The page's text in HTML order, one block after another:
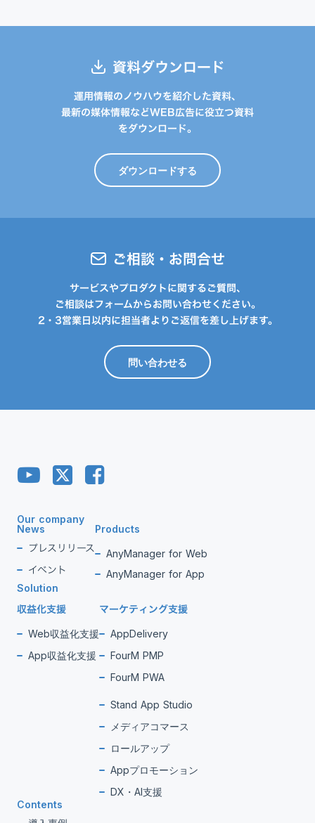
資料ダウンロード
運用情報のノウハウを紹介した資料、
最新の媒体情報などWEB広告に役立つ資料
をダウンロード。
ダウンロードする
ご相談・お問合せ
サービスやプロダクトに関するご質問、
ご相談はフォームからお問い合わせください。
2・3営業日以内に担当者よりご返信を差し上げます。
問い合わせる
Our company
News
プレスリリース
イベント
Products
AnyManager for Web
AnyManager for App
Solution
収益化支援
Web収益化支援
App収益化支援
マーケティング支援
AppDelivery
FourM PMP
FourM PWA
Stand App Studio
メディアコマース
ロールアップ
Appプロモーション
DX・AI支援
Contents